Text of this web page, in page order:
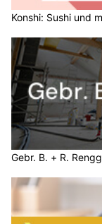
Konshi: Sushi und
Gebr. B. + R.